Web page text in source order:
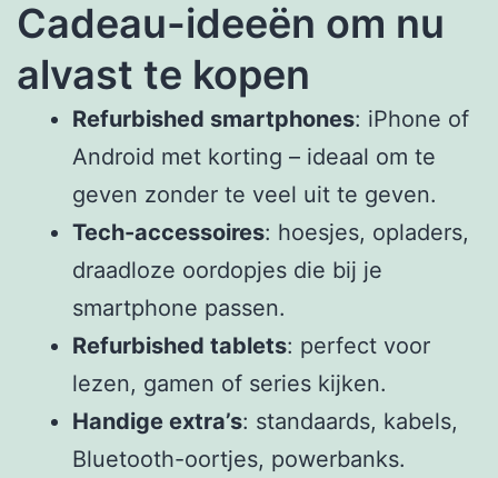
Cadeau-ideeën om nu
alvast te kopen
Refurbished smartphones: iPhone of
Android met korting – ideaal om te
geven zonder te veel uit te geven.
Tech-accessoires: hoesjes, opladers,
draadloze oordopjes die bij je
smartphone passen.
Refurbished tablets: perfect voor
lezen, gamen of series kijken.
Handige extra’s: standaards, kabels,
Bluetooth-oortjes, powerbanks.